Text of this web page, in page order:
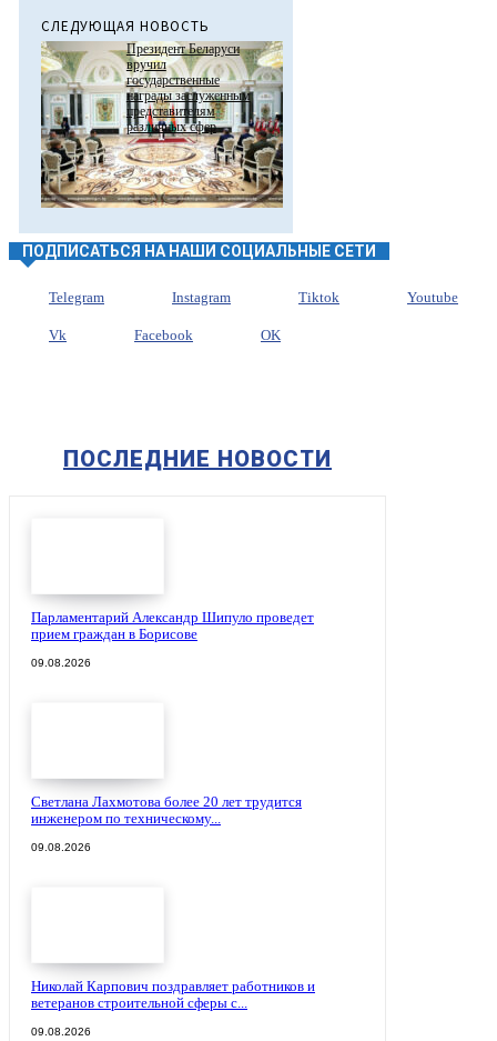
СЛЕДУЮЩАЯ НОВОСТЬ
Президент Беларуси
вручил
государственные
награды заслуженным
представителям
различных сфер
ПОДПИСАТЬСЯ НА НАШИ СОЦИАЛЬНЫЕ СЕТИ
Telegram Instagram Tiktok Youtube
Vk Facebook OK
ПОСЛЕДНИЕ НОВОСТИ
Парламентарий Александр Шипуло проведет
прием граждан в Борисове
09.08.2026
Светлана Лахмотова более 20 лет трудится
инженером по техническому...
09.08.2026
Николай Карпович поздравляет работников и
ветеранов строительной сферы с...
09.08.2026